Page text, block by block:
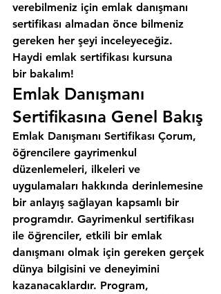
verebilmeniz için emlak danışmanı
sertifikası almadan önce bilmeniz
gereken her şeyi inceleyeceğiz.
Haydi emlak sertifikası kursuna
bir bakalım!
Emlak Danışmanı
Sertifikasına Genel Bakış
Emlak Danışmanı Sertifikası Çorum,
öğrencilere gayrimenkul
düzenlemeleri, ilkeleri ve
uygulamaları hakkında derinlemesine
bir anlayış sağlayan kapsamlı bir
programdır. Gayrimenkul sertifikası
ile öğrenciler, etkili bir emlak
danışmanı olmak için gereken gerçek
dünya bilgisini ve deneyimini
kazanacaklardır. Program,